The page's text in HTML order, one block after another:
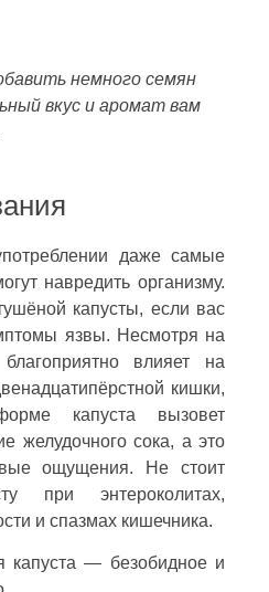
немного семян
вкус и аромат вам
даже самые
навредить организму.
капусты, если вас
язвы. Несмотря на
влияет на
кишки,
капуста вызовет
желудочного сока, а это
ощущения. Не стоит
при энтероколитах,
и спазмах кишечника.
капуста — безобидное и